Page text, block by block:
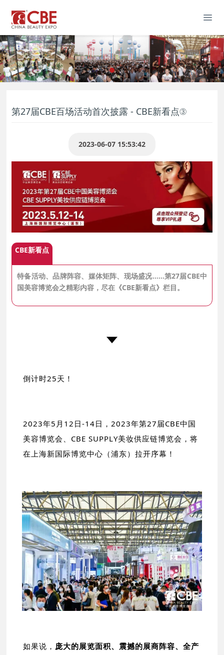
第27届CBE百场活动首次披露 - CBE新看点③
2023-06-07 15:53:42
CBE新看点
特备活动、品牌阵容、媒体矩阵、现场盛况…...第27届CBE中
国美容博览会之精彩内容，尽在《CBE新看点》栏目。
倒计时25天！
2023年5月12日-14日，2023年第27届CBE中国
美容博览会、CBE SUPPLY美妆供应链博览会，将
在上海新国际博览中心（浦东）拉开序幕！
如果说， 庞大的展览面积、震撼的展商阵容、全产